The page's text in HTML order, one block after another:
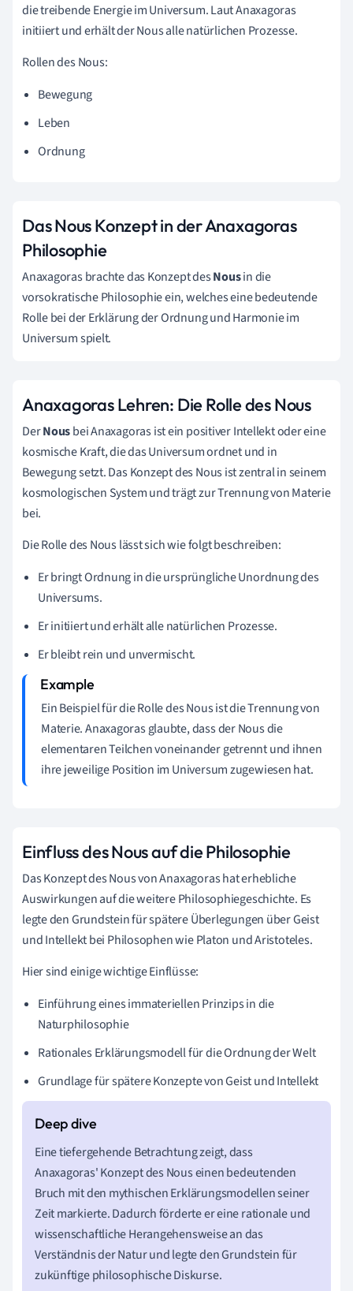
die treibende Energie im Universum. Laut Anaxagoras
initiiert und erhält der Nous alle natürlichen Prozesse.
Rollen des Nous:
Bewegung
Leben
Ordnung
Das Nous Konzept in der Anaxagoras
Philosophie
Anaxagoras brachte das Konzept desNousin die
vorsokratische Philosophie ein, welches eine bedeutende
Rolle bei der Erklärung der Ordnung und Harmonie im
Universum spielt.
Anaxagoras Lehren: Die Rolle des Nous
DerNousbei Anaxagoras ist ein positiver Intellekt oder eine
kosmische Kraft, die das Universum ordnet und in
Bewegung setzt. Das Konzept des Nous ist zentral in seinem
kosmologischen System und trägt zur Trennung von Materie
bei.
Die Rolle des Nous lässt sich wie folgt beschreiben:
Er bringt Ordnung in die ursprüngliche Unordnung des
Universums.
Er initiiert und erhält alle natürlichen Prozesse.
Er bleibt rein und unvermischt.
Ein Beispiel für die Rolle des Nous ist die Trennung von
Materie. Anaxagoras glaubte, dass der Nous die
elementaren Teilchen voneinander getrennt und ihnen
ihre jeweilige Position im Universum zugewiesen hat.
Einfluss des Nous auf die Philosophie
Das Konzept des Nous von Anaxagoras hat erhebliche
Auswirkungen auf die weitere Philosophiegeschichte. Es
legte den Grundstein für spätere Überlegungen über Geist
und Intellekt bei Philosophen wie Platon und Aristoteles.
Hier sind einige wichtige Einflüsse:
Einführung eines immateriellen Prinzips in die
Naturphilosophie
Rationales Erklärungsmodell für die Ordnung der Welt
Grundlage für spätere Konzepte von Geist und Intellekt
Eine tiefergehende Betrachtung zeigt, dass
Anaxagoras' Konzept des Nous einen bedeutenden
Bruch mit den mythischen Erklärungsmodellen seiner
Zeit markierte. Dadurch förderte er eine rationale und
wissenschaftliche Herangehensweise an das
Verständnis der Natur und legte den Grundstein für
zukünftige philosophische Diskurse.